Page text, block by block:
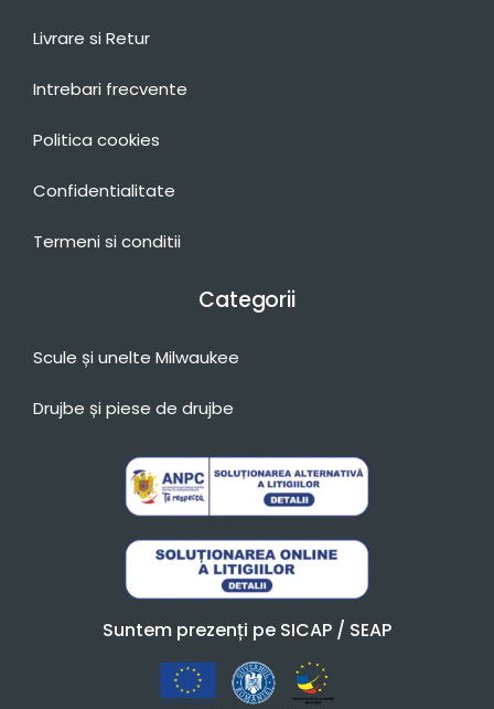
Livrare si Retur
Intrebari frecvente
Politica cookies
Confidentialitate
Termeni si conditii
Categorii
Scule și unelte Milwaukee
Drujbe și piese de drujbe
Suntem prezenți pe SICAP / SEAP